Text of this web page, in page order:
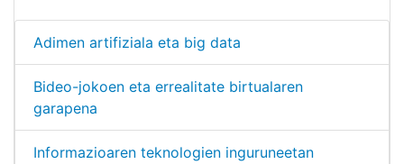
Adimen artifiziala eta big data
Bideo-jokoen eta errealitate birtualaren
garapena
Informazioaren teknologien inguruneetan